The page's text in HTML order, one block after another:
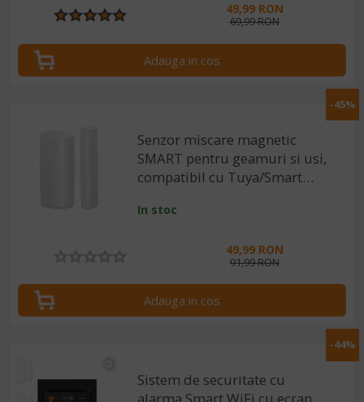
49,99 RON
69,99 RON
Adauga in cos
-45%
Senzor miscare magnetic
SMART pentru geamuri si usi,
compatibil cu Tuya/Smart
In stoc
49,99 RON
91,99 RON
Adauga in cos
-44%
Sistem de securitate cu